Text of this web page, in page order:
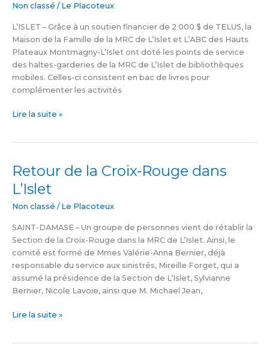
Non classé / Le Placoteux
L’ISLET – Grâce à un soutien financier de 2 000 $ de TELUS, la
Maison de la Famille de la MRC de L’Islet et L’ABC des Hauts
Plateaux Montmagny-L’Islet ont doté les points de service
des haltes-garderies de la MRC de L’Islet de bibliothèques
mobiles. Celles-ci consistent en bac de livres pour
complémenter les activités
pour
enfants
Lire la suite »
Retour de la Croix-Rouge dans
L’Islet
Non classé / Le Placoteux
SAINT-DAMASE – Un groupe de personnes vient de rétablir la
Section de la Croix-Rouge dans la MRC de L’Islet. Ainsi, le
comité est formé de Mmes Valérie-Anna Bernier, déjà
responsable du service aux sinistrés, Mireille Forget, qui a
assumé la présidence de la Section de L’Islet, Sylvianne
Bernier, Nicole Lavoie, ainsi que M. Michael Jean,
Retour
la
Croix-
dans
L’Islet
Lire la suite »